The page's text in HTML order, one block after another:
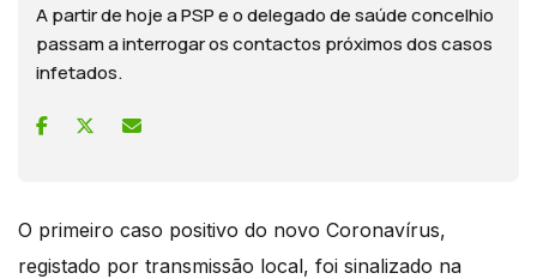
A partir de hoje a PSP e o delegado de saúde concelhio
passam a interrogar os contactos próximos dos casos
infetados.
O primeiro caso positivo do novo Coronavírus,
registado por transmissão local, foi sinalizado na